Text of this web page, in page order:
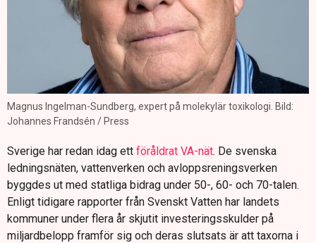
Magnus Ingelman-Sundberg, expert på molekylär toxikologi. Bild:
Johannes Frandsén / Press
Sverige har redan idag ett föråldrat VA-nät. De svenska
ledningsnäten, vattenverken och avloppsreningsverken
byggdes ut med statliga bidrag under 50-, 60- och 70-talen.
Enligt tidigare rapporter från Svenskt Vatten har landets
kommuner under flera år skjutit investeringsskulder på
miljardbelopp framför sig och deras slutsats är att taxorna i